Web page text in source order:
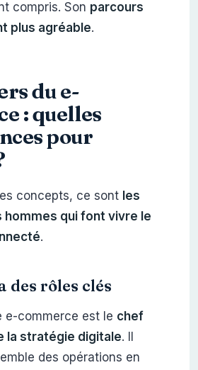
compris. Son parcours
plus agréable.
du e-
: quelles
pour
concepts, ce sont les
qui font vivre le
.
des rôles clés
e-commerce est le chef
la stratégie digitale. Il
des opérations en